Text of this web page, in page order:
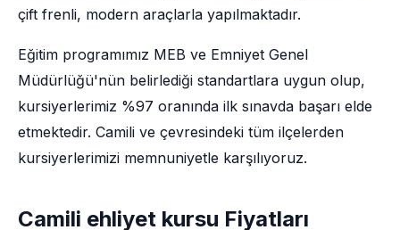
çift frenli, modern araçlarla yapılmaktadır.
Eğitim programımız MEB ve Emniyet Genel
Müdürlüğü'nün belirlediği standartlara uygun olup,
kursiyerlerimiz %97 oranında ilk sınavda başarı elde
etmektedir. Camili ve çevresindeki tüm ilçelerden
kursiyerlerimizi memnuniyetle karşılıyoruz.
Camili ehliyet kursu Fiyatları